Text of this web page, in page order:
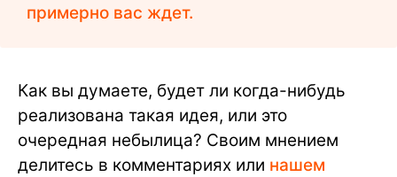
примерно вас ждет.
Как вы думаете, будет ли когда-нибудь
реализована такая идея, или это
очередная небылица? Своим мнением
делитесь в комментариях или нашем